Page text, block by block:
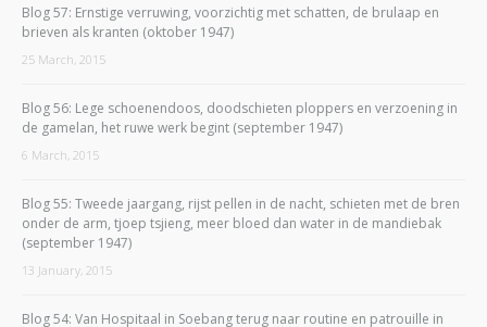
Blog 57: Ernstige verruwing, voorzichtig met schatten, de brulaap en
brieven als kranten (oktober 1947)
25 March, 2015
Blog 56: Lege schoenendoos, doodschieten ploppers en verzoening in
de gamelan, het ruwe werk begint (september 1947)
6 March, 2015
Blog 55: Tweede jaargang, rijst pellen in de nacht, schieten met de bren
onder de arm, tjoep tsjieng, meer bloed dan water in de mandiebak
(september 1947)
13 January, 2015
Blog 54: Van Hospitaal in Soebang terug naar routine en patrouille in